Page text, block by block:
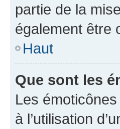
partie de la
également être
Haut
Que sont les
Les
à l’utilisation